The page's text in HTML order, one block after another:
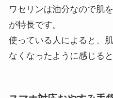
ワセリンは油分なので肌
が特長です。
使っている人によると、
なくなったように感じる